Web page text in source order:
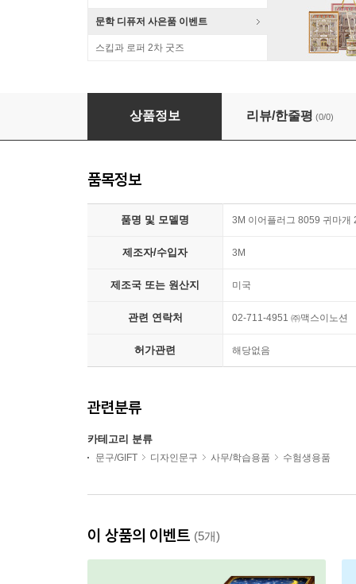
문학 디퓨저 사은품 이벤트
스킵과 로퍼 2차 굿즈
3M 이어플러그 8059 귀마개 28dB 손잡이형 케
상품정보 리뷰/한줄평 (0/0)
품목정보
품명 및 모델명 3M 이어플러그 8059 귀마개
제조자/수입자 3M
제조국 또는 원산지 미국
관련 연락처 02-711-4951 ㈜맥스이노션
허가관련 해당없음
관련분류
카테고리 분류
문구/GIFT 디자인문구 사무/학습용품 수험생용품
이 상품의 이벤트 (5개)